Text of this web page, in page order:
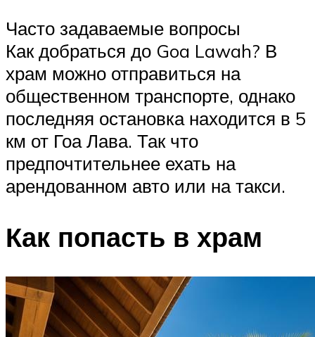
Часто задаваемые вопросы
Как добраться до Goa Lawah? В
храм можно отправиться на
общественном транспорте, однако
последняя остановка находится в 5
км от Гоа Лава. Так что
предпочтительнее ехать на
арендованном авто или на такси.
Как попасть в храм